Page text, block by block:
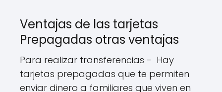
Ventajas de las tarjetas
Prepagadas otras ventajas
Para realizar transferencias - Hay
tarjetas prepagadas que te permiten
enviar dinero a familiares que viven en